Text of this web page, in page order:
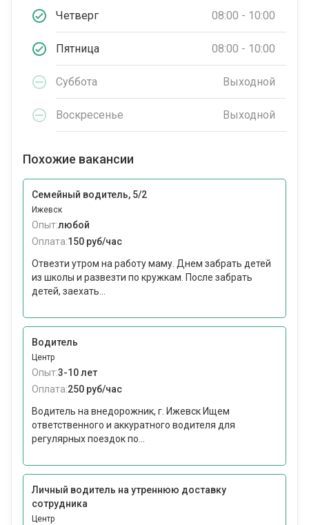
Четверг 08:00 - 10:00
Пятница 08:00 - 10:00
Суббота Выходной
Воскресенье Выходной
Похожие вакансии
Семейный водитель, 5/2
Ижевск
Опыт:любой
Оплата:150 руб/час
Отвезти утром на работу маму. Днем забрать детей
из школы и развезти по кружкам. После забрать
детей, заехать...
Водитель
Центр
Опыт:3-10 лет
Оплата:250 руб/час
Водитель на внедорожник, г. Ижевск Ищем
ответственного и аккуратного водителя для
регулярных поездок по...
Личный водитель на утреннюю доставку
сотрудника
Центр